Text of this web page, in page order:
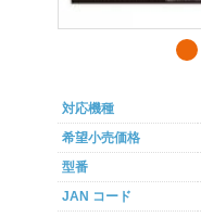
対応機種
希望小売価格
型番
JAN コード